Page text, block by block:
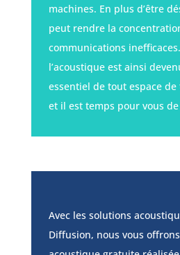
machines. En plus d’être
peut rendre la
communications
l’acoustique est ainsi
essentiel de tout espace
et il est temps pour vous
Avec les solutions
Diffusion, nous vous